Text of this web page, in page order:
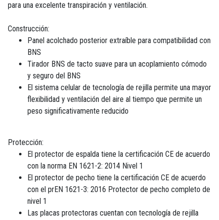
para una excelente transpiración y ventilación.
Construcción:
Panel acolchado posterior extraíble para compatibilidad con
BNS
Tirador BNS de tacto suave para un acoplamiento cómodo
y seguro del BNS
El sistema celular de tecnología de rejilla permite una mayor
flexibilidad y ventilación del aire al tiempo que permite un
peso significativamente reducido
Protección:
El protector de espalda tiene la certificación CE de acuerdo
con la norma EN 1621-2: 2014 Nivel 1
El protector de pecho tiene la certificación CE de acuerdo
con el prEN 1621-3: 2016 Protector de pecho completo de
nivel 1
Las placas protectoras cuentan con tecnología de rejilla